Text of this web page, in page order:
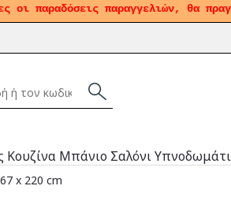
οι παραδόσεις παραγγελιών, θα
Κουζίνα Μπάνιο Σαλόνι
x 220 cm